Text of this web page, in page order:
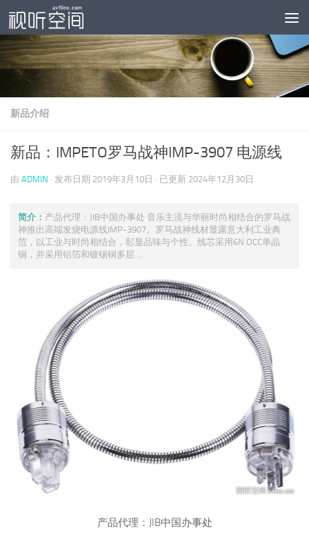
跳至内容
新品介绍
新品：IMPETO罗马战神IMP-3907 电源线
由 ADMIN · 发布日期 2019年3月10日 · 已更新 2024年12月30日
简介： 产品代理：JIB中国办事处 音乐主流与华丽时尚相结合的罗马战
神推出高端发烧电源线IMP-3907。罗马战神线材显露意大利工业典
范，以工业与时尚相结合，彰显品味与个性。线芯采用6N OCC单晶
铜，并采用铝箔和镀锡铜多层 ...
产品代理：JIB中国办事处